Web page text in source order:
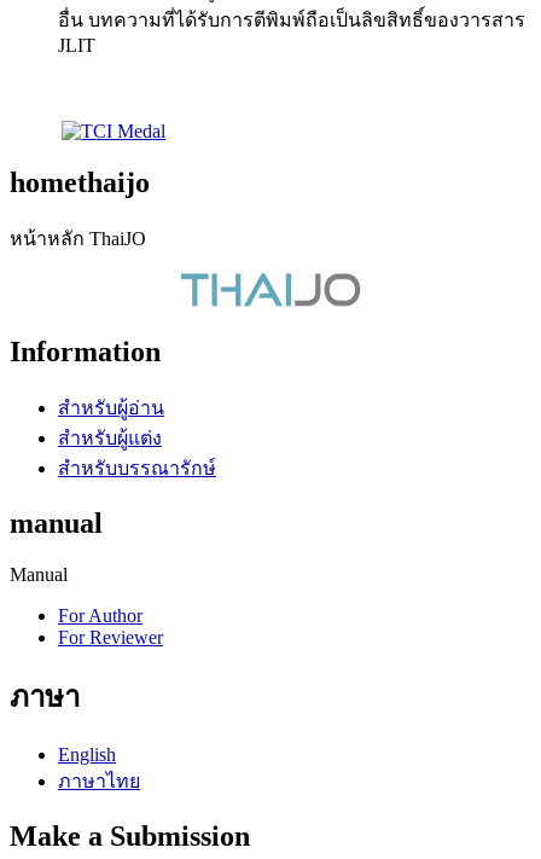
อื่น บทความที่ได้รับการตีพิมพ์ถือเป็นลิขสิทธิ์ของวารสาร
JLIT
homethaijo
หน้าหลัก ThaiJO
Information
สำหรับผู้อ่าน
สำหรับผู้แต่ง
สำหรับบรรณารักษ์
manual
Manual
For Author
For Reviewer
ภาษา
English
ภาษาไทย
Make a Submission